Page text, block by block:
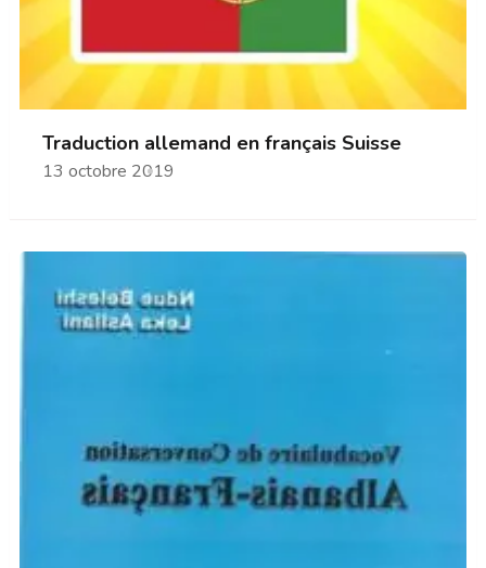
Traduction allemand en français Suisse
13 octobre 2019